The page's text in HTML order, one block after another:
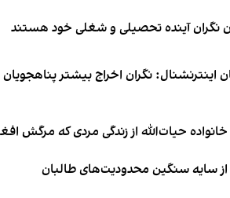
نگران آینده تحصیلی و شغلی خود هستند
اینترنشنال: نگران اخراج بیشتر
حیات‌الله از زندگی مردی که مرگش
از سایه سنگین محدودیت‌های طالبان